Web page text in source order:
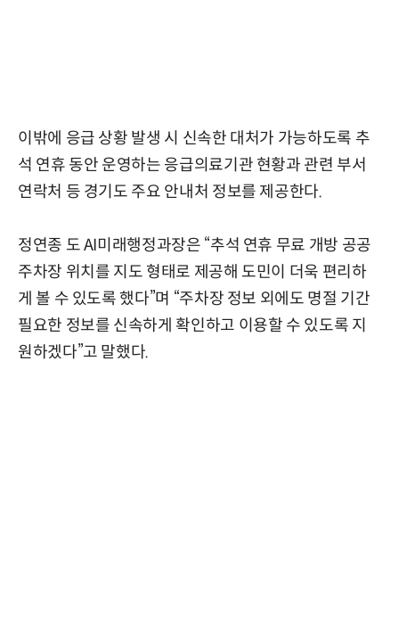
이밖에 응급 상황 발생 시 신속한 대처가 가능하도록 추
석 연휴 동안 운영하는 응급의료기관 현황과 관련 부서
연락처 등 경기도 주요 안내처 정보를 제공한다.
정연종 도 AI미래행정과장은 “추석 연휴 무료 개방 공공
주차장 위치를 지도 형태로 제공해 도민이 더욱 편리하
게 볼 수 있도록 했다”며 “주차장 정보 외에도 명절 기간
필요한 정보를 신속하게 확인하고 이용할 수 있도록 지
원하겠다”고 말했다.